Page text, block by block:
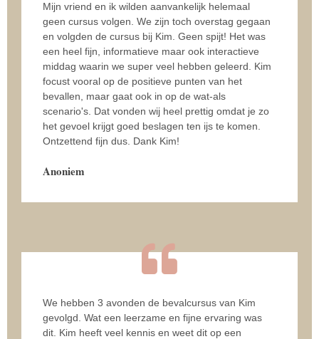
Mijn vriend en ik wilden aanvankelijk helemaal
geen cursus volgen. We zijn toch overstag gegaan
en volgden de cursus bij Kim. Geen spijt! Het was
een heel fijn, informatieve maar ook interactieve
middag waarin we super veel hebben geleerd. Kim
focust vooral op de positieve punten van het
bevallen, maar gaat ook in op de wat-als
scenario's. Dat vonden wij heel prettig omdat je zo
het gevoel krijgt goed beslagen ten ijs te komen.
Ontzettend fijn dus. Dank Kim!
Anoniem
We hebben 3 avonden de bevalcursus van Kim
gevolgd. Wat een leerzame en fijne ervaring was
dit. Kim heeft veel kennis en weet dit op een